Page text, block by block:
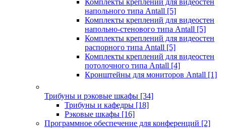
Комплекты креплений для видеостен
напольного типа Antall [5]
Комплекты креплений для видеостен
напольно-стенового типа Antall [5]
Комплекты креплений для видеостен
распорного типа Antall [5]
Комплекты креплений для видеостен
потолочного типа Antall [4]
Кронштейны для мониторов Antall [1]
Трибуны и рэковые шкафы [34]
Трибуны и кафедры [18]
Рэковые шкафы [16]
Программное обеспечение для конференций [2]